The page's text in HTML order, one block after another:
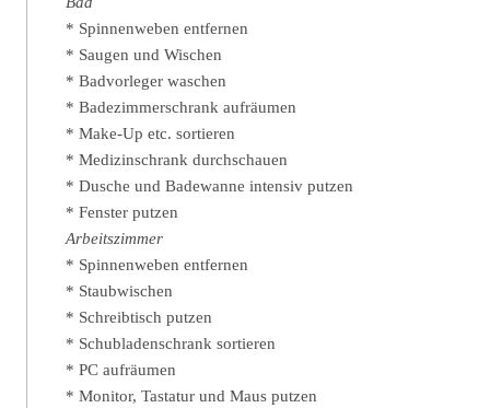
* Spinnenweben entfernen
* Saugen und Wischen
* Badvorleger waschen
* Badezimmerschrank aufräumen
* Make-Up etc. sortieren
* Medizinschrank durchschauen
* Dusche und Badewanne intensiv putzen
* Fenster putzen
Arbeitszimmer
* Spinnenweben entfernen
* Staubwischen
* Schreibtisch putzen
* Schubladenschrank sortieren
* PC aufräumen
* Monitor, Tastatur und Maus putzen